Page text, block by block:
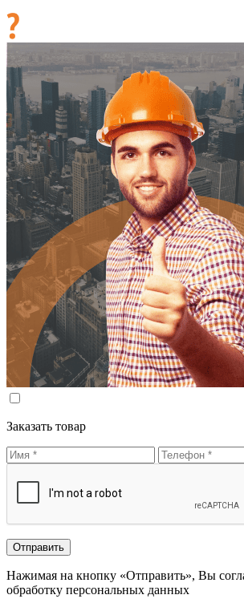
Заказать товар
Нажимая на кнопку «Отправить», Вы
обработку персональных данных